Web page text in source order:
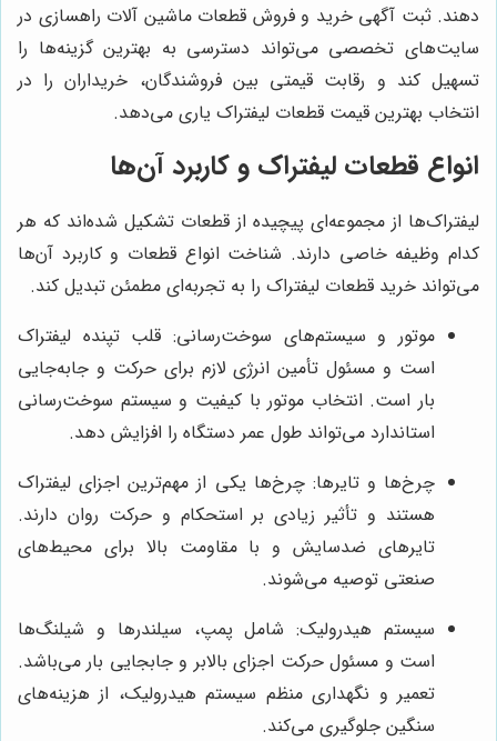
دهند. ثبت آگهی خرید و فروش قطعات ماشین آلات راهسازی در
سایت‌های تخصصی می‌تواند دسترسی به بهترین گزینه‌ها را
تسهیل کند و رقابت قیمتی بین فروشندگان، خریداران را در
انتخاب بهترین قیمت قطعات لیفتراک یاری می‌دهد.
انواع قطعات لیفتراک و کاربرد آن‌ها
لیفتراک‌ها از مجموعه‌ای پیچیده از قطعات تشکیل شده‌اند که هر
کدام وظیفه خاصی دارند. شناخت انواع قطعات و کاربرد آن‌ها
می‌تواند خرید قطعات لیفتراک را به تجربه‌ای مطمئن تبدیل کند.
موتور و سیستم‌های سوخت‌رسانی: قلب تپنده لیفتراک
است و مسئول تأمین انرژی لازم برای حرکت و جابه‌جایی
بار است. انتخاب موتور با کیفیت و سیستم سوخت‌رسانی
استاندارد می‌تواند طول عمر دستگاه را افزایش دهد.
چرخ‌ها و تایرها: چرخ‌ها یکی از مهم‌ترین اجزای لیفتراک
هستند و تأثیر زیادی بر استحکام و حرکت روان دارند.
تایرهای ضدسایش و با مقاومت بالا برای محیط‌های
صنعتی توصیه می‌شوند.
سیستم هیدرولیک: شامل پمپ، سیلندرها و شیلنگ‌ها
است و مسئول حرکت اجزای بالابر و جابجایی بار می‌باشد.
تعمیر و نگهداری منظم سیستم هیدرولیک، از هزینه‌های
سنگین جلوگیری می‌کند.